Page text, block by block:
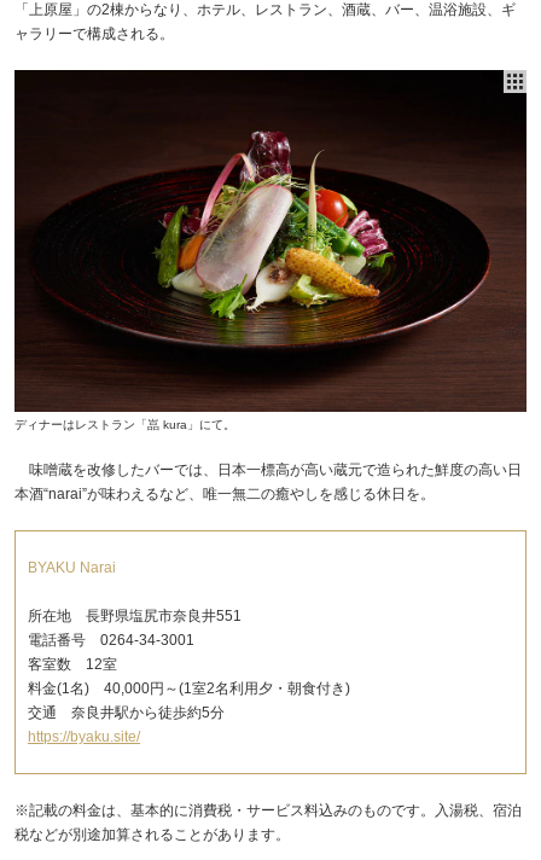
「上原屋」の2棟からなり、ホテル、レストラン、酒蔵、バー、温浴施設、ギ
ャラリーで構成される。
ディナーはレストラン「嵓 kura」にて。
味噌蔵を改修したバーでは、日本一標高が高い蔵元で造られた鮮度の高い日
本酒“narai”が味わえるなど、唯一無二の癒やしを感じる休日を。
BYAKU Narai
所在地 長野県塩尻市奈良井551
電話番号 0264-34-3001
客室数 12室
料金(1名) 40,000円～(1室2名利用夕・朝食付き)
交通 奈良井駅から徒歩約5分
https://byaku.site/
※記載の料金は、基本的に消費税・サービス料込みのものです。入湯税、宿泊
税などが別途加算されることがあります。